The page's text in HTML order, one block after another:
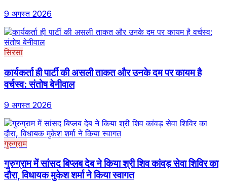
9 अगस्त 2026
सिरसा
कार्यकर्ता ही पार्टी की असली ताकत और उनके दम पर कायम है
वर्चस्व: संतोष बेनीवाल
9 अगस्त 2026
गुरुग्राम
गुरुग्राम में सांसद बिप्लब देब ने किया श्री शिव कांवड़ सेवा शिविर का
दौरा, विधायक मुकेश शर्मा ने किया स्वागत